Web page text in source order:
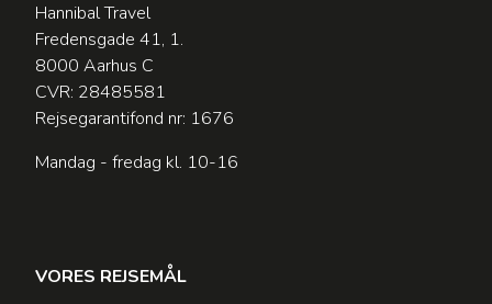
Hannibal Travel
Fredensgade 41, 1.
8000 Aarhus C
CVR: 28485581
Rejsegarantifond nr: 1676
Mandag - fredag kl. 10-16
VORES REJSEMÅL